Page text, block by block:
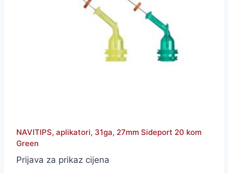
NAVITIPS, aplikatori, 31ga, 27mm Sideport 20 kom
Green
Prijava za prikaz cijena